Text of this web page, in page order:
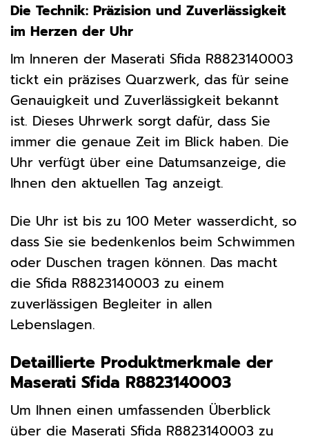
Die Technik: Präzision und Zuverlässigkeit
im Herzen der Uhr
Im Inneren der Maserati Sfida R8823140003
tickt ein präzises Quarzwerk, das für seine
Genauigkeit und Zuverlässigkeit bekannt
ist. Dieses Uhrwerk sorgt dafür, dass Sie
immer die genaue Zeit im Blick haben. Die
Uhr verfügt über eine Datumsanzeige, die
Ihnen den aktuellen Tag anzeigt.
Die Uhr ist bis zu 100 Meter wasserdicht, so
dass Sie sie bedenkenlos beim Schwimmen
oder Duschen tragen können. Das macht
die Sfida R8823140003 zu einem
zuverlässigen Begleiter in allen
Lebenslagen.
Detaillierte Produktmerkmale der
Maserati Sfida R8823140003
Um Ihnen einen umfassenden Überblick
über die Maserati Sfida R8823140003 zu